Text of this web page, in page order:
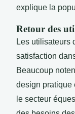
explique la
Retour des
Les utilisateurs
satisfaction
Beaucoup
design pratique
le secteur